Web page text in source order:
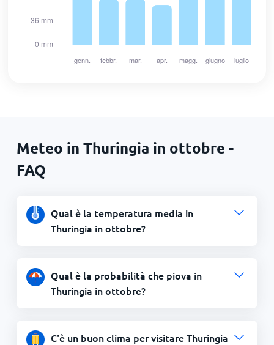
Meteo in Thuringia in ottobre -
FAQ
Qual è la temperatura media in
Thuringia in ottobre?
Qual è la probabilità che piova in
Thuringia in ottobre?
C'è un buon clima per visitare Thuringia